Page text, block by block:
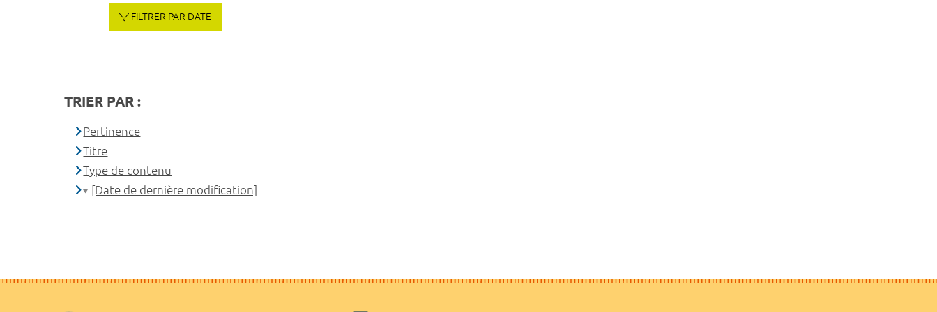
FILTRER PAR DATE
TRIER PAR :
Pertinence
Titre
Type de contenu
[Date de dernière modification]